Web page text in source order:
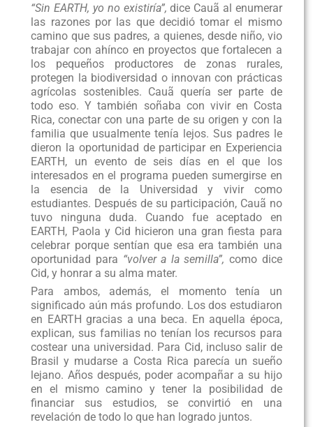
“Sin EARTH, yo no existiría”, dice Cauã al enumerar
las razones por las que decidió tomar el mismo
camino que sus padres, a quienes, desde niño, vio
trabajar con ahínco en proyectos que fortalecen a
los pequeños productores de zonas rurales,
protegen la biodiversidad o innovan con prácticas
agrícolas sostenibles. Cauã quería ser parte de
todo eso. Y también soñaba con vivir en Costa
Rica, conectar con una parte de su origen y con la
familia que usualmente tenía lejos. Sus padres le
dieron la oportunidad de participar en Experiencia
EARTH, un evento de seis días en el que los
interesados en el programa pueden sumergirse en
la esencia de la Universidad y vivir como
estudiantes. Después de su participación, Cauã no
tuvo ninguna duda. Cuando fue aceptado en
EARTH, Paola y Cid hicieron una gran fiesta para
celebrar porque sentían que esa era también una
oportunidad para “volver a la semilla”, como dice
Cid, y honrar a su alma mater.
Para ambos, además, el momento tenía un
significado aún más profundo. Los dos estudiaron
en EARTH gracias a una beca. En aquella época,
explican, sus familias no tenían los recursos para
costear una universidad. Para Cid, incluso salir de
Brasil y mudarse a Costa Rica parecía un sueño
lejano. Años después, poder acompañar a su hijo
en el mismo camino y tener la posibilidad de
financiar sus estudios, se convirtió en una
revelación de todo lo que han logrado juntos.